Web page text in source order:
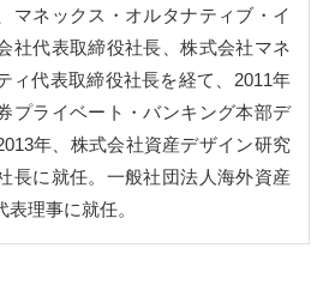
マネックス・オルタナティブ・イ
社代表取締役社長、株式会社マネ
ィ代表取締役社長を経て、2011年
プライベート・バンキング本部デ
年、株式会社資産デザイン研究
長に就任。一般社団法人海外資産
理事に就任。